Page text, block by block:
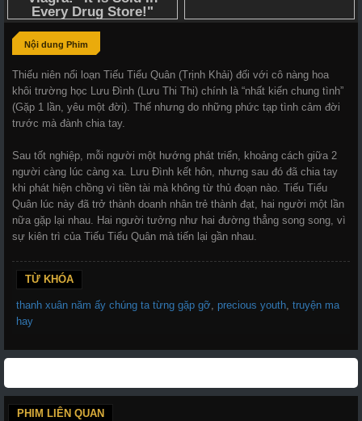
Nội dung Phim
Thiếu niên nổi loạn Tiếu Tiểu Quân (Trịnh Khải) đối với cô nàng hoa
khôi trường học Lưu Đình (Lưu Thi Thi) chính là “nhất kiến chung tình”
(Gặp 1 lần, yêu một đời). Thế nhưng do những phức tạp tình cảm đời
trước mà đành chia tay.
Sau tốt nghiệp, mỗi người một hướng phát triển, khoảng cách giữa 2
người càng lúc càng xa. Lưu Đình kết hôn, nhưng sau đó đã chia tay
khi phát hiện chồng vì tiền tài mà không từ thủ đoạn nào. Tiếu Tiểu
Quân lúc này đã trở thành doanh nhân trẻ thành đạt, hai người một lần
nữa gặp lại nhau. Hai người tưởng như hai đường thẳng song song, vì
sự kiên trì của Tiếu Tiểu Quân mà tiến lại gần nhau.
TỪ KHÓA
thanh xuân năm ấy chúng ta từng gặp gỡ precious youth truyện ma
hay
PHIM LIÊN QUAN